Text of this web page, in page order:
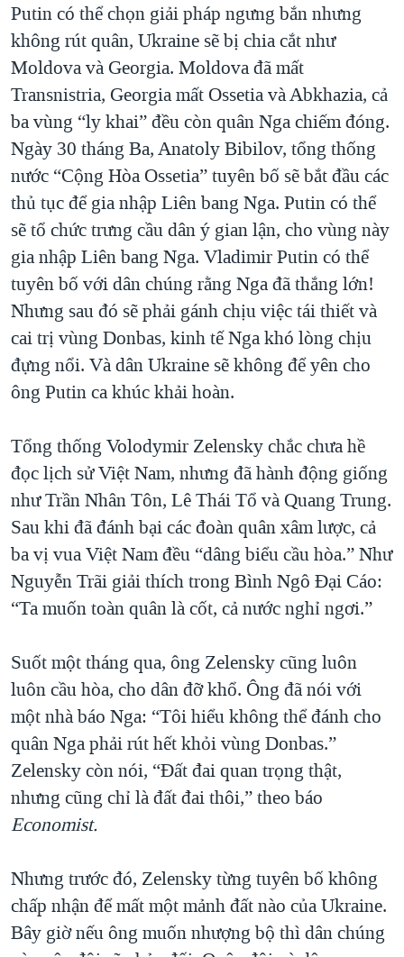
Putin có thể chọn giải pháp ngưng bắn nhưng
không rút quân, Ukraine sẽ bị chia cắt như
Moldova và Georgia. Moldova đã mất
Transnistria, Georgia mất Ossetia và Abkhazia, cả
ba vùng “ly khai” đều còn quân Nga chiếm đóng.
Ngày 30 tháng Ba, Anatoly Bibilov, tổng thống
nước “Cộng Hòa Ossetia” tuyên bố sẽ bắt đầu các
thủ tục để gia nhập Liên bang Nga. Putin có thể
sẽ tổ chức trưng cầu dân ý gian lận, cho vùng này
gia nhập Liên bang Nga. Vladimir Putin có thể
tuyên bố với dân chúng rằng Nga đã thắng lớn!
Nhưng sau đó sẽ phải gánh chịu việc tái thiết và
cai trị vùng Donbas, kinh tế Nga khó lòng chịu
đựng nổi. Và dân Ukraine sẽ không để yên cho
ông Putin ca khúc khải hoàn.
Tổng thống Volodymir Zelensky chắc chưa hề
đọc lịch sử Việt Nam, nhưng đã hành động giống
như Trần Nhân Tôn, Lê Thái Tổ và Quang Trung.
Sau khi đã đánh bại các đoàn quân xâm lược, cả
ba vị vua Việt Nam đều “dâng biểu cầu hòa.” Như
Nguyễn Trãi giải thích trong Bình Ngô Đại Cáo:
“Ta muốn toàn quân là cốt, cả nước nghỉ ngơi.”
Suốt một tháng qua, ông Zelensky cũng luôn
luôn cầu hòa, cho dân đỡ khổ. Ông đã nói với
một nhà báo Nga: “Tôi hiểu không thể đánh cho
quân Nga phải rút hết khỏi vùng Donbas.”
Zelensky còn nói, “Đất đai quan trọng thật,
nhưng cũng chỉ là đất đai thôi,” theo báo
Economist.
Nhưng trước đó, Zelensky từng tuyên bố không
chấp nhận để mất một mảnh đất nào của Ukraine.
Bây giờ nếu ông muốn nhượng bộ thì dân chúng